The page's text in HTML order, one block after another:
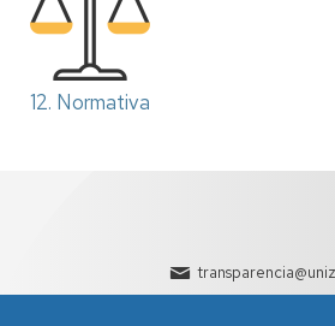
12. Normativa